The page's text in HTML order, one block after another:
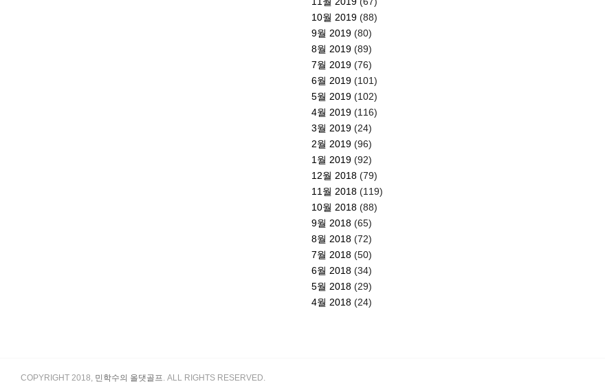
10월 2019 (88)
9월 2019 (80)
8월 2019 (89)
7월 2019 (76)
6월 2019 (101)
5월 2019 (102)
4월 2019 (116)
3월 2019 (24)
2월 2019 (96)
1월 2019 (92)
12월 2018 (79)
11월 2018 (119)
10월 2018 (88)
9월 2018 (65)
8월 2018 (72)
7월 2018 (50)
6월 2018 (34)
5월 2018 (29)
4월 2018 (24)
COPYRIGHT 2018, 민학수의 올댓골프. ALL RIGHTS RESERVED.